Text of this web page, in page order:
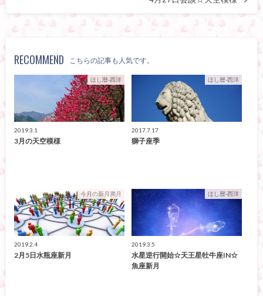
RECOMMEND こちらの記事も人気です。
ほし暦-西洋
2019.3.1
3月の天空模様
ほし暦-西洋
2017.7.17
獅子座季
今月の新月満月
2019.2.4
2月5日水瓶座新月
ほし暦-西洋
2019.3.5
水星逆行開始☆天王星牡牛座IN☆
魚座新月